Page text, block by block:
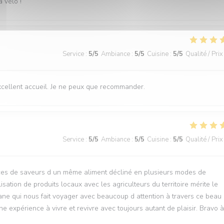
Service : 5/5 Ambiance : 5/5 Cuisine : 5/5 Qualité / Prix
accueil. Je ne peux que recommander.
Service : 5/5 Ambiance : 5/5 Cuisine : 5/5 Qualité / Prix
de saveurs d un même aliment décliné en plusieurs modes de
de produits locaux avec les agriculteurs du territoire mérite le
qui nous fait voyager avec beaucoup d attention à travers ce beau
expérience à vivre et revivre avec toujours autant de plaisir. Bravo à